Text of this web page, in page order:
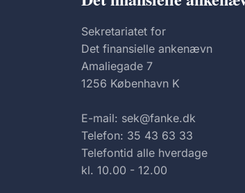
Sekretariatet for
Det finansielle ankenævn
Amaliegade 7
1256 København K
E-mail: sek@fanke.dk
Telefon: 35 43 63 33
Telefontid alle hverdage
kl. 10.00 - 12.00